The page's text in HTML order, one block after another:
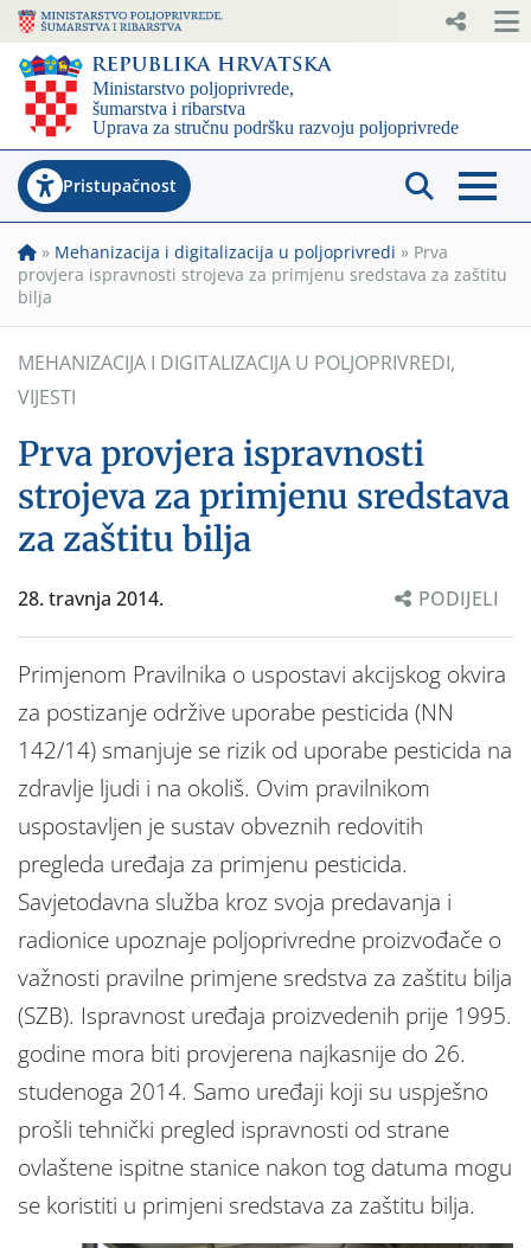
Pristupačnost
» Mehanizacija i digitalizacija u poljoprivredi » Prva
provjera ispravnosti strojeva za primjenu sredstava za zaštitu
bilja
MEHANIZACIJA I DIGITALIZACIJA U POLJOPRIVREDI,
VIJESTI
Prva provjera ispravnosti
strojeva za primjenu sredstava
za zaštitu bilja
28. travnja 2014. PODIJELI
Primjenom Pravilnika o uspostavi akcijskog okvira
za postizanje održive uporabe pesticida (NN
142/14) smanjuje se rizik od uporabe pesticida na
zdravlje ljudi i na okoliš. Ovim pravilnikom
uspostavljen je sustav obveznih redovitih
pregleda uređaja za primjenu pesticida.
Savjetodavna služba kroz svoja predavanja i
radionice upoznaje poljoprivredne proizvođače o
važnosti pravilne primjene sredstva za zaštitu bilja
(SZB). Ispravnost uređaja proizvedenih prije 1995.
godine mora biti provjerena najkasnije do 26.
studenoga 2014. Samo uređaji koji su uspješno
prošli tehnički pregled ispravnosti od strane
ovlaštene ispitne stanice nakon tog datuma mogu
se koristiti u primjeni sredstava za zaštitu bilja.